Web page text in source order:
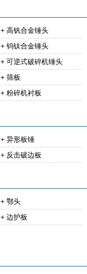
+ 高钒合金锤头
+ 钨钛合金锤头
+ 可逆式破碎机锤头
+ 筛板
+ 粉碎机衬板
+ 异形板锤
+ 反击破边板
+ 鄂头
+ 边护板